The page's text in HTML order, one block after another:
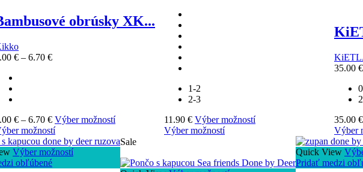
obrúsky XK...
€ – 6.70 €
€ – 6.70 € Výber možností
možností
1-2
2-3
11.90 € Výber možností
Výber možností
35.00 €
35.00 €
Výber
Výber možností
obľúbené
Sale
Quick View
Pridať medzi